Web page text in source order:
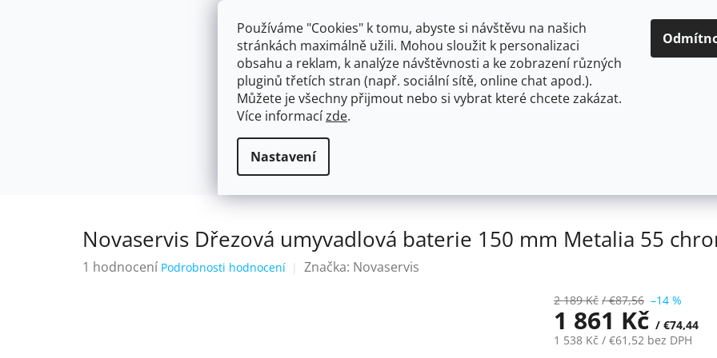
Používáme "Cookies" k tomu, abyste si návštěvu na našich
stránkách maximálně užili. Mohou sloužit k personalizaci
obsahu a reklam, k analýze návštěvnosti a ke zobrazení různých
pluginů třetích stran (např. sociální sítě, online chat apod.).
Můžete je všechny přijmout nebo si vybrat které chcete zakázat.
Více informacízde.
Nastavení
HLEDAT
NÁSTĚNNÉ 150/100MM SE SPRCHOU
Nástěnné 150/100mm ROZTEČ 150 mm
Novaservis Dřezová umyvadlová baterie 150 mm Metalia 55
Průměrné
1 hodnocení Podrobnosti hodnocení Značka: Novaservis
2 189 Kč / €87,56 –14 %
1 861 Kč / €74,44
1 538 Kč / €61,52 bez DPH